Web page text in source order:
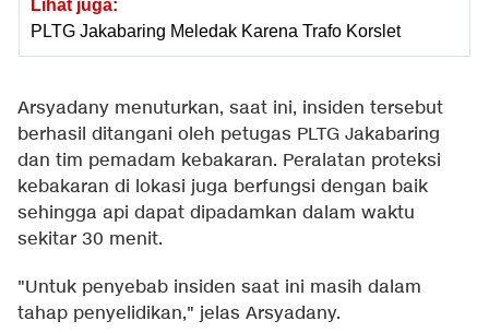
Lihat juga:
PLTG Jakabaring Meledak Karena Trafo Korslet
Arsyadany menuturkan, saat ini, insiden tersebut
berhasil ditangani oleh petugas PLTG Jakabaring
dan tim pemadam kebakaran. Peralatan proteksi
kebakaran di lokasi juga berfungsi dengan baik
sehingga api dapat dipadamkan dalam waktu
sekitar 30 menit.
"Untuk penyebab insiden saat ini masih dalam
tahap penyelidikan," jelas Arsyadany.